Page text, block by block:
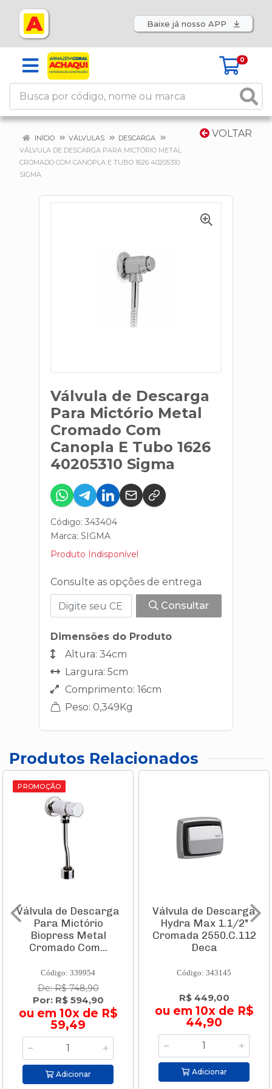
Baixe já nosso APP
0
VOLTAR
INÍCIO VÁLVULAS
DESCARGA
VÁLVULA DE DESCARGA PARA MICTÓRIO METAL
CROMADO COM CANOPLA E TUBO 1626 40205310
SIGMA
Válvula de Descarga
Para Mictório Metal
Cromado Com
Canopla E Tubo 1626
40205310 Sigma
Código: 343404
Marca: SIGMA
Produto Indisponível
Consulte as opções de entrega
Consultar
Dimensões do Produto
Altura: 34cm
Largura: 5cm
Comprimento: 16cm
Peso: 0,349Kg
Produtos Relacionados
PROMOÇÃO
Válvula de Descarga
Para Mictório
Biopress Metal
Cromado Com...
Código: 339954
De: R$ 748,90
Por: R$ 594,90
ou em 10x de R$
59,49
Adicionar
Válvula de Descarga
Hydra Max 1.1/2"
Cromada 2550.C.112
Deca
Código: 343145
R$ 449,00
ou em 10x de R$
44,90
Adicionar